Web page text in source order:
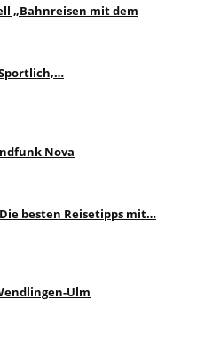
„Bahnreisen mit dem
Nova
besten Reisetipps mit…
Ulm